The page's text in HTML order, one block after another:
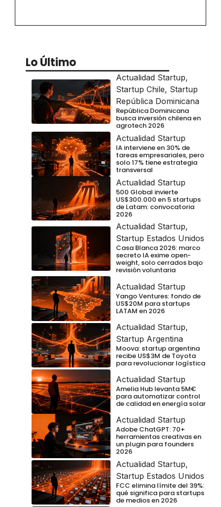
Lo Último
Actualidad Startup,
Startup Chile, Startup
República Dominicana
República Dominicana
busca inversión chilena en
agrotech 2026
Actualidad Startup
IA interviene en 30% de
tareas empresariales, pero
solo 17% tiene estrategia
transversal
Actualidad Startup
500 Global invierte
US$300.000 en 5 startups
de Latam: convocatoria
2026
Actualidad Startup,
Startup Estados Unidos
Casa Blanca 2026: marco
secreto IA exime open-
weight, solo cerrados bajo
revisión voluntaria
Actualidad Startup
Yango Ventures: fondo de
US$20M para startups
LATAM en 2026
Actualidad Startup,
Startup Argentina
Moova: startup argentina
recibe US$3M de Toyota
para revolucionar logística
Actualidad Startup
Amelia Hub levanta 5M€
para automatizar control
de calidad en energía solar
Actualidad Startup
Adobe ChatGPT: 70+
herramientas creativas en
un plugin para founders
2026
Actualidad Startup,
Startup Estados Unidos
FCC elimina límite del 39%:
qué significa para startups
de medios en 2026